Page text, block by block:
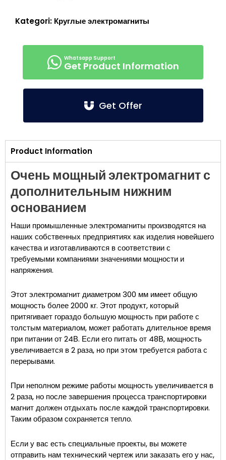
Kategori: Круглые электромагниты
Get Product Information
Get Offer
Product Information
Очень мощный электромагнит с
дополнительным нижним
основанием
Наши промышленные электромагниты производятся на
наших собственных предприятиях как изделия новейшего
качества и изготавливаются в соответствии с
требуемыми компаниями значениями мощности и
напряжения.
Этот электромагнит диаметром 300 мм имеет общую
мощность более 2000 кг. Этот продукт, который
притягивает гораздо большую мощность при работе с
толстым материалом, может работать длительное время
при питании от 24В. Если его питать от 48В, мощность
увеличивается в 2 раза, но при этом требуется работа с
перерывами.
При неполном режиме работы мощность увеличивается в
2 раза, но после завершения процесса транспортировки
магнит должен отдыхать после каждой транспортировки.
Таким образом сохраняется тепло.
Если у вас есть специальные проекты, вы можете
отправить нам технический чертеж или заказать его у нас,